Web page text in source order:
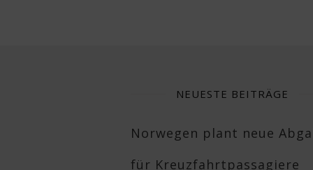
NEUESTE BEITRÄGE
Norwegen plant neue
für Kreuzfahrtpassagiere